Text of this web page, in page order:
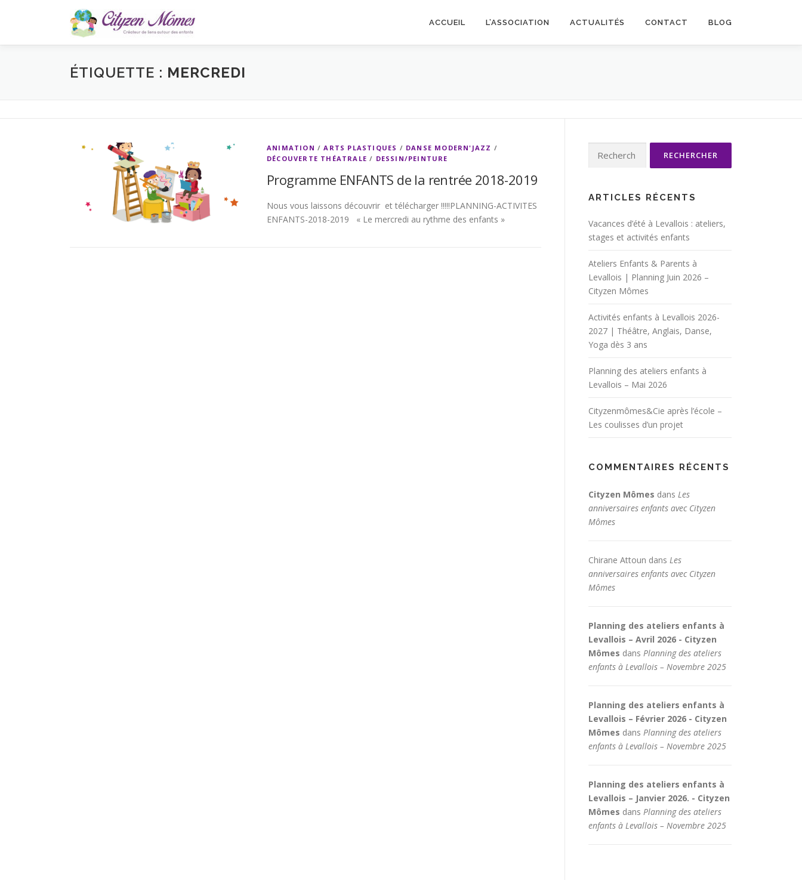
ACCUEIL L’ASSOCIATION ACTUALITÉS CONTACT BLOG
ÉTIQUETTE : MERCREDI
ANIMATION /ARTS PLASTIQUES / DANSE MODERN'JAZZ /
DÉCOUVERTE THÉATRALE / DESSIN/PEINTURE
Programme ENFANTS de la rentrée 2018-2019
Nous vous laissons découvrir et télécharger !!!!!PLANNING-ACTIVITES
ENFANTS-2018-2019 « Le mercredi au rythme des enfants »
ARTICLES RÉCENTS
Vacances d’été à Levallois : ateliers,
stages et activités enfants
Ateliers Enfants & Parents à
Levallois | Planning Juin 2026 –
Cityzen Mômes
Activités enfants à Levallois 2026-
2027 | Théâtre, Anglais, Danse,
Yoga dès 3 ans
Planning des ateliers enfants à
Levallois – Mai 2026
Cityzenmômes&Cie après l’école –
Les coulisses d’un projet
COMMENTAIRES RÉCENTS
Cityzen Mômes dans Les
anniversaires enfants avec Cityzen
Mômes
Chirane Attoun dans Les
anniversaires enfants avec Cityzen
Mômes
Planning des ateliers enfants à
Levallois – Avril 2026 - Cityzen
Mômes dans Planning des ateliers
enfants à Levallois – Novembre 2025
Planning des ateliers enfants à
Levallois – Février 2026 - Cityzen
Mômes dans Planning des ateliers
enfants à Levallois – Novembre 2025
Planning des ateliers enfants à
Levallois – Janvier 2026. - Cityzen
Mômes dans Planning des ateliers
enfants à Levallois – Novembre 2025